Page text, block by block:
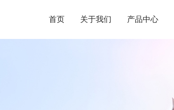
首页 关于我们 产品中心